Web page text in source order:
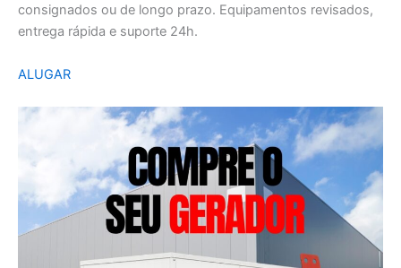
consignados ou de longo prazo. Equipamentos revisados,
entrega rápida e suporte 24h.
ALUGAR